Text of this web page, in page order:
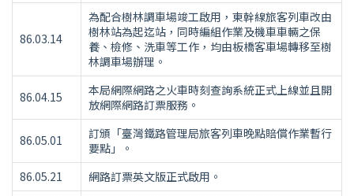
86.03.14
為配合樹林調車場竣工啟用，東幹線旅客列車改由
樹林站為起迄站，同時編組作業及機車車輛之保
養、檢修、洗車等工作，均由板橋客車場轉移至樹
林調車場辦理。
86.04.15
本局網際網路之火車時刻查詢系統正式上線並且開
放網際網路訂票服務。
86.05.01
訂頒「臺灣鐵路管理局旅客列車晚點賠償作業暫行
要點」。
86.05.21
網路訂票英文版正式啟用。